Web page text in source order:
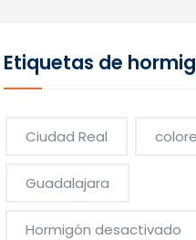
Etiquetas de
Ciudad Real
Guadalajara
Hormigón desactivado